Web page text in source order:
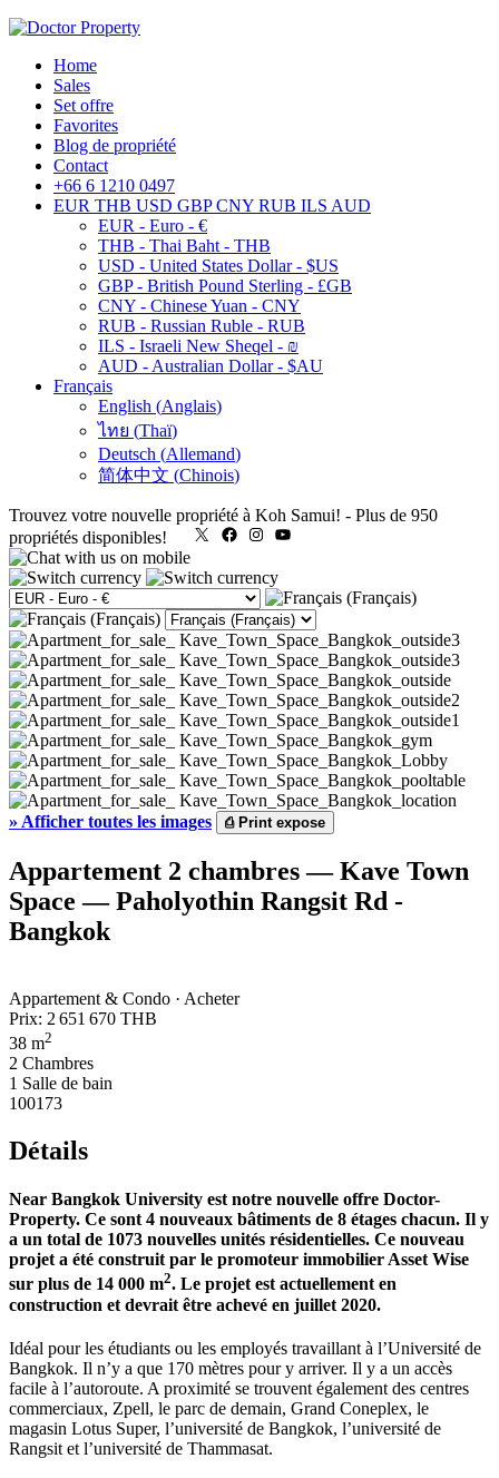
Home
Sales
Set offre
Favorites
Blog de propriété
Contact
+66 6 1210 0497
EUR THB USD GBP CNY RUB ILS AUD
EUR - Euro - €
THB - Thai Baht - THB
USD - United States Dollar - $US
GBP - British Pound Sterling - £GB
CNY - Chinese Yuan - CNY
RUB - Russian Ruble - RUB
ILS - Israeli New Sheqel - ₪
AUD - Australian Dollar - $AU
Français
English (Anglais)
ไทย (Thaï)
Deutsch (Allemand)
简体中文 (Chinois)
Trouvez votre nouvelle propriété à Koh Samui! - Plus de 950
propriétés disponibles!
X FacebookInstagram
» Afficher toutes les images ⎙Print expose
Appartement 2 chambres — Kave Town
Space — Paholyothin Rangsit Rd -
Bangkok
Appartement & Condo · Acheter
Prix: 2 651 670 THB
38 m2
2 Chambres
1 Salle de bain
100173
Détails
Near Bangkok University est notre nouvelle offre Doctor-
Property. Ce sont 4 nouveaux bâtiments de 8 étages chacun. Il y
a un total de 1073 nouvelles unités résidentielles. Ce nouveau
projet a été construit par le promoteur immobilier Asset Wise
sur plus de 14 000 m2. Le projet est actuellement en
construction et devrait être achevé en juillet 2020.
Idéal pour les étudiants ou les employés travaillant à l’Université de
Bangkok. Il n’y a que 170 mètres pour y arriver. Il y a un accès
facile à l’autoroute. A proximité se trouvent également des centres
commerciaux, Zpell, le parc de demain, Grand Coneplex, le
magasin Lotus Super, l’université de Bangkok, l’université de
Rangsit et l’université de Thammasat.